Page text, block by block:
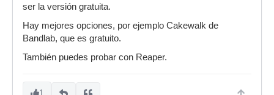
ser la versión gratuita.
Hay mejores opciones, por ejemplo Cakewalk de
Bandlab, que es gratuito.
También puedes probar con Reaper.
1